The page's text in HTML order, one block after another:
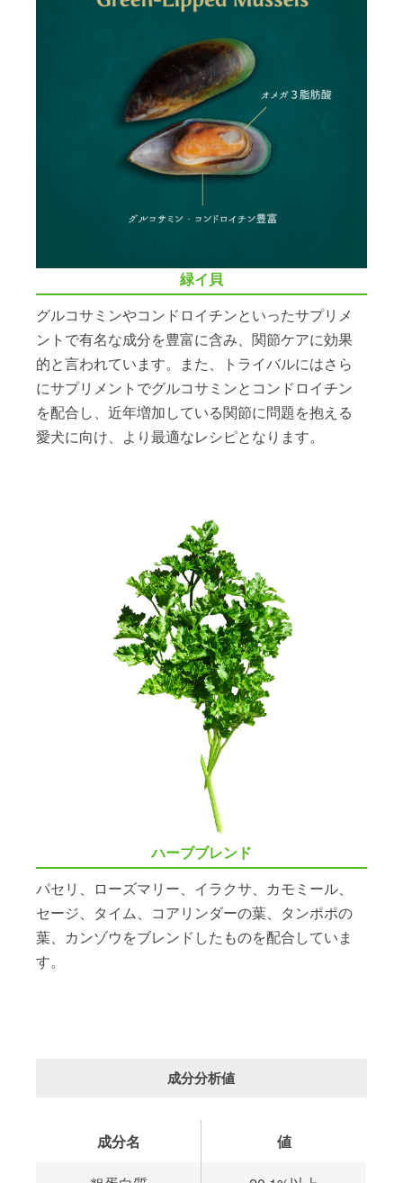
緑イ貝
グルコサミンやコンドロイチンといったサプリメ
ントで有名な成分を豊富に含み、関節ケアに効果
的と言われています。また、トライバルにはさら
にサプリメントでグルコサミンとコンドロイチン
を配合し、近年増加している関節に問題を抱える
愛犬に向け、より最適なレシピとなります。
ハーブブレンド
パセリ、ローズマリー、イラクサ、カモミール、
セージ、タイム、コアリンダーの葉、タンポポの
葉、カンゾウをブレンドしたものを配合していま
す。
成分分析値
成分名 値